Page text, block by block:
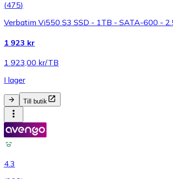
(475)
Verbatim Vi550 S3 SSD - 1TB - SATA-600 -
1 923 kr
1 923,00 kr/TB
I lager
Till butik
4.3